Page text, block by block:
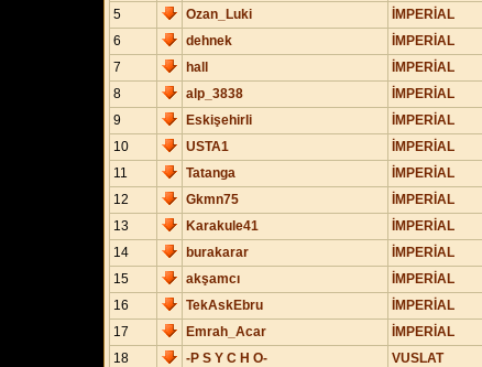
5
Ozan_Luki İMPERİAL
6
dehnek İMPERİAL
7
hall İMPERİAL
8
alp_3838 İMPERİAL
9
Eskişehirli İMPERİAL
10
USTA1 İMPERİAL
11
Tatanga İMPERİAL
12
Gkmn75 İMPERİAL
13
Karakule41 İMPERİAL
14
burakarar İMPERİAL
15
akşamcı İMPERİAL
16
TekAskEbru İMPERİAL
17
Emrah_Acar İMPERİAL
18
-P S Y C H O- VUSLAT